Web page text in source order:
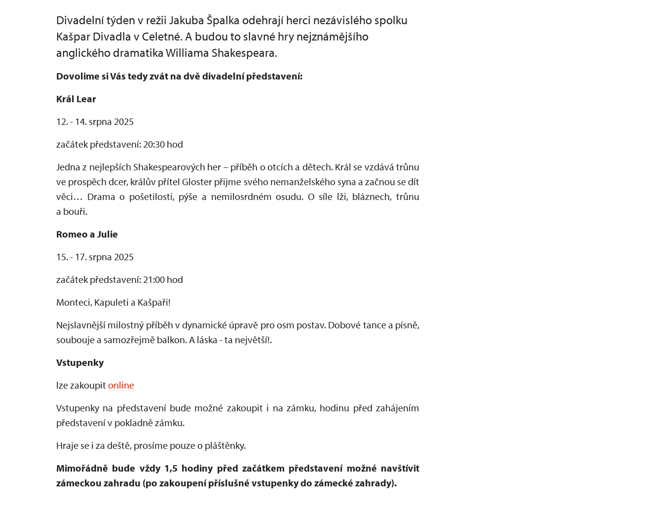
Divadelní týden v režii Jakuba Špalka odehrají herci nezávislého spolku
Kašpar Divadla v Celetné. A budou to slavné hry nejznámějšího
anglického dramatika Williama Shakespeara.
Dovolime si Vás tedy zvát na dvě divadelní představení:
Král Lear
12. - 14. srpna 2025
začátek představení: 20:30 hod
Jedna z nejlepších Shakespearových her – příběh o otcích a dětech. Král se vzdává trůnu
ve prospěch dcer, králův přítel Gloster přijme svého nemanželského syna a začnou se dít
věci… Drama o pošetilosti, pýše a nemilosrdném osudu. O síle lži, bláznech, trůnu
a bouři.
Romeo a Julie
15. - 17. srpna 2025
začátek představení: 21:00 hod
Monteci, Kapuleti a Kašpaři!
Nejslavnější milostný příběh v dynamické úpravě pro osm postav. Dobové tance a písně,
soubouje a samozřejmě balkon. A láska - ta největší!.
Vstupenky
lze zakoupit online
Vstupenky na představení bude možné zakoupit i na zámku, hodinu před zahájením
představení v pokladně zámku.
Hraje se i za deště, prosíme pouze o pláštěnky.
Mimořádně bude vždy 1,5 hodiny před začátkem představení možné navštívit
zámeckou zahradu (po zakoupení příslušné vstupenky do zámecké zahrady).